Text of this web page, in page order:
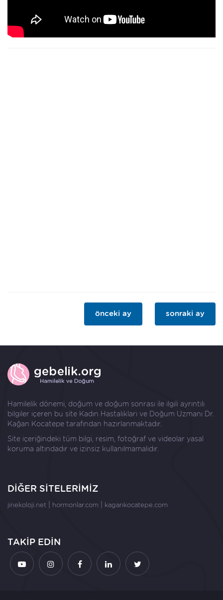
önceki ay sonraki ay
Hamilelik dönemi, doğum ve doğum sonrası ile ilgili ayrıntılı
bilgiler içeren bu site Kadın Hastalıkları ve Doğum Uzmanı Dr.
Kağan Kocatepe tarafından hazırlanmaktadır.
Site içeriğindeki tüm bilgi, resim, fotoğraf ve videolar yasal
koruma altındadır ve izinsiz kullanılmamalıdır.
DİĞER SİTELERİMİZ
jinekoloji.net hormonlar.com kagankocatepe.com
TAKİP EDİN